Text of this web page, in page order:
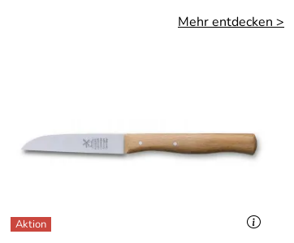
Mehr entdecken >